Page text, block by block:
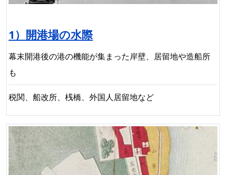
1）開港場の水際
幕末開港後の港の機能が集まった岸壁、居留地や造船所
も
税関、船改所、桟橋、外国人居留地など